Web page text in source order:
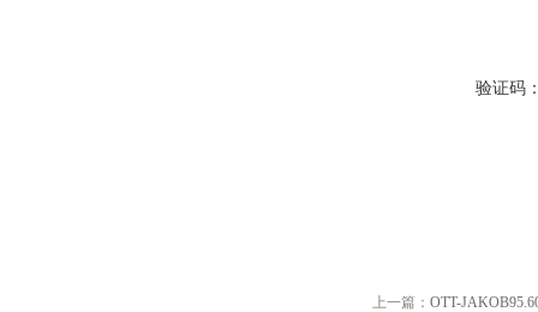
验证码
上一篇： OTT-